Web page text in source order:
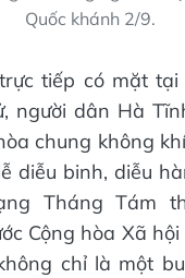
Quốc khánh 2/9.
tiếp có mặt tại
người dân Hà
chung không
diễu binh, diễu
Tháng Tám
Cộng hòa Xã
chỉ là một